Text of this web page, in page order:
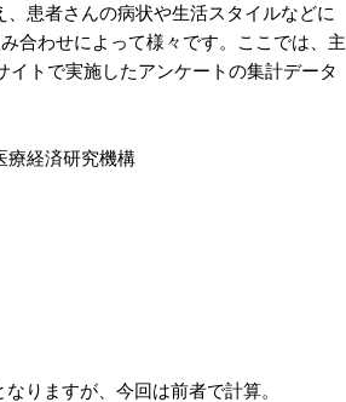
患者さんの病状や生活スタイルなどに
合わせによって様々です。ここでは、主
トで実施したアンケートの集計データ
療経済研究機構
りますが、今回は前者で計算。